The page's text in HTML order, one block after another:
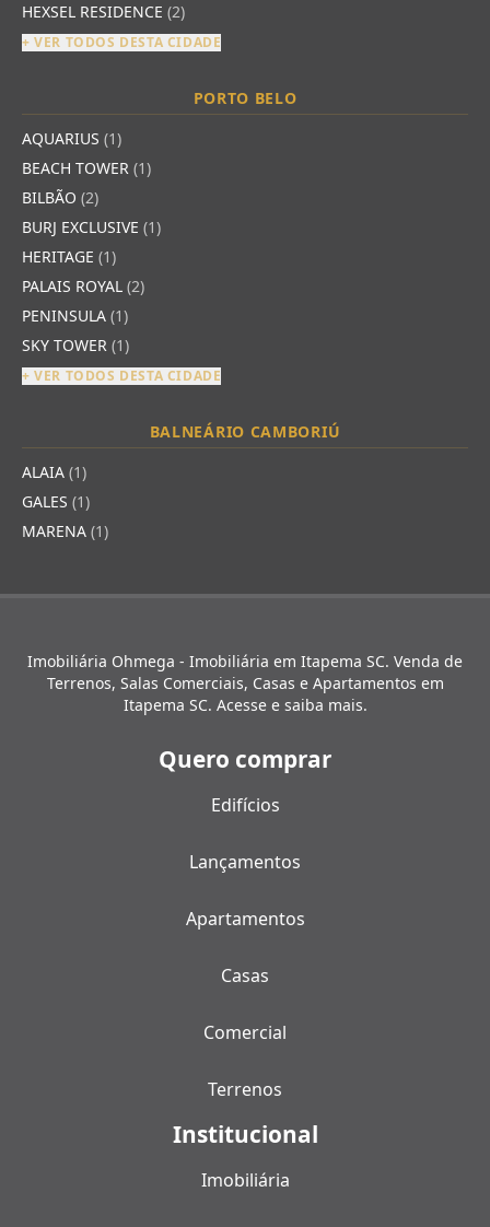
HEXSEL RESIDENCE (2)
+ VER TODOS DESTA CIDADE
PORTO BELO
AQUARIUS (1)
BEACH TOWER (1)
BILBÃO (2)
BURJ EXCLUSIVE (1)
HERITAGE (1)
PALAIS ROYAL (2)
PENINSULA (1)
SKY TOWER (1)
+ VER TODOS DESTA CIDADE
BALNEÁRIO CAMBORIÚ
ALAIA (1)
GALES (1)
MARENA (1)
Imobiliária Ohmega - Imobiliária em Itapema SC. Venda de
Terrenos, Salas Comerciais, Casas e Apartamentos em
Itapema SC. Acesse e saiba mais.
Quero comprar
Edifícios
Lançamentos
Apartamentos
Casas
Comercial
Terrenos
Institucional
Imobiliária